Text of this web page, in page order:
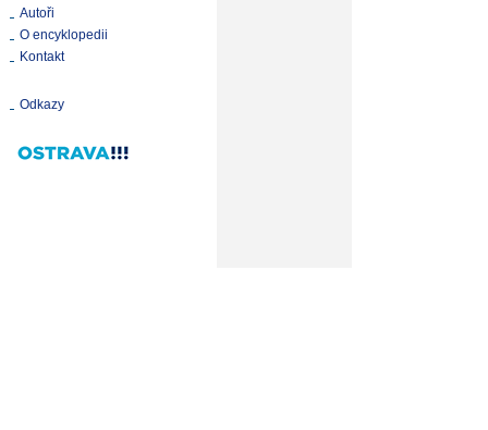
Autoři
O encyklopedii
Kontakt
Odkazy